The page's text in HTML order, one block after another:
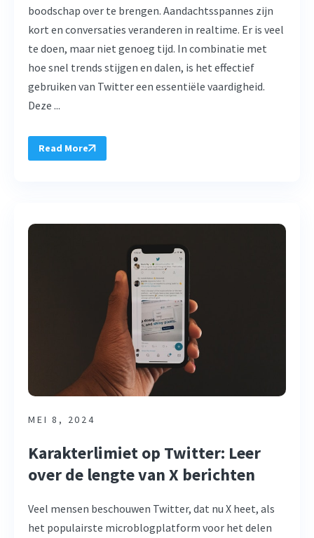
boodschap over te brengen. Aandachtsspannes zijn
kort en conversaties veranderen in realtime. Er is veel
te doen, maar niet genoeg tijd. In combinatie met
hoe snel trends stijgen en dalen, is het effectief
gebruiken van Twitter een essentiële vaardigheid.
Deze ...
Read More
MEI 8, 2024
Karakterlimiet op Twitter: Leer
over de lengte van X berichten
Veel mensen beschouwen Twitter, dat nu X heet, als
het populairste microblogplatform voor het delen